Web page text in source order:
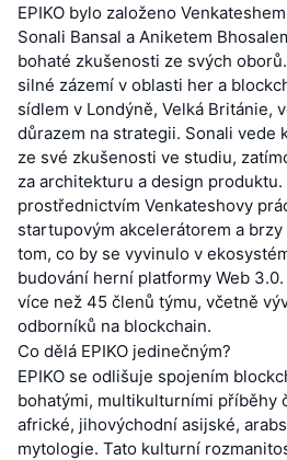
EPIKO bylo založeno
Sonali Bansal a Aniketem
bohaté zkušenosti ze svých
silné zázemí v oblasti her a
sídlem v Londýně, Velká Británie,
důrazem na strategii. Sonali vede
ze své zkušenosti ve studiu,
za architekturu a design
prostřednictvím Venkateshovy
startupovým akcelerátorem a
tom, co by se vyvinulo v
budování herní platformy Web 3.0.
více než 45 členů týmu, včetně
odborníků na blockchain.
Co dělá EPIKO jedinečným?
EPIKO se odlišuje spojením
bohatými, multikulturními příběhy
africké, jihovýchodní asijské,
mytologie. Tato kulturní